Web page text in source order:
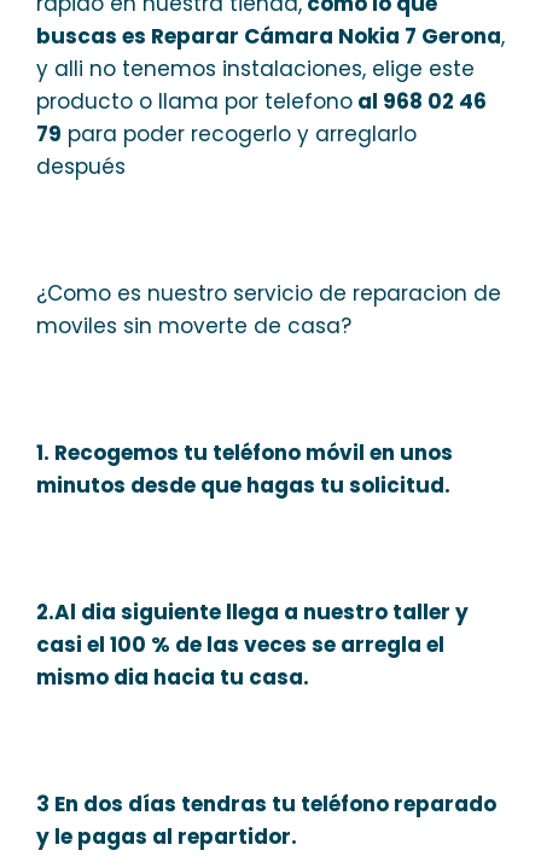
buscas es Reparar Cámara Nokia 7 Gerona,
y alli no tenemos instalaciones, elige este
producto o llama por telefono al 968 02 46
79 para poder recogerlo y arreglarlo
después
¿Como es nuestro servicio de reparacion de
moviles sin moverte de casa?
1. Recogemos tu teléfono móvil en unos
minutos desde que hagas tu solicitud.
2.Al dia siguiente llega a nuestro taller y
casi el 100 % de las veces se arregla el
mismo dia hacia tu casa.
3 En dos días tendras tu teléfono reparado
y le pagas al repartidor.